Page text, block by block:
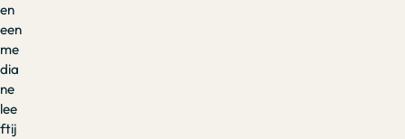
en
een
me
dia
ne
lee
ftij